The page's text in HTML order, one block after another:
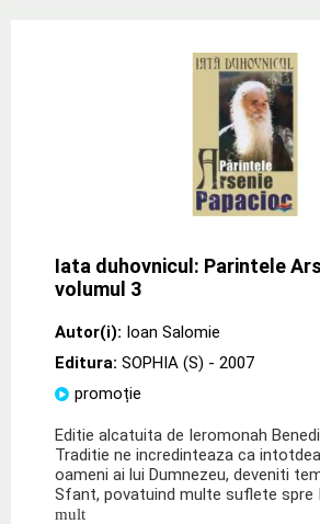
Iata duhovnicul: Parintele
volumul 3
Autor(i): Ioan Salomie
Editura: SOPHIA (S) - 2007
promoție
Editie alcatuita de Ieromonah
Traditie ne incredinteaza ca
oameni ai lui Dumnezeu, deveniti
Sfant, povatuind multe suflete spre
mult